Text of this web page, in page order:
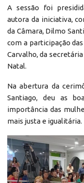
A sessão foi
autora da iniciativa,
da Câmara, Dilmo
com a participação
Carvalho, da
Natal.
Na abertura da
Santiago, deu as
importância das
mais justa e igualitária.